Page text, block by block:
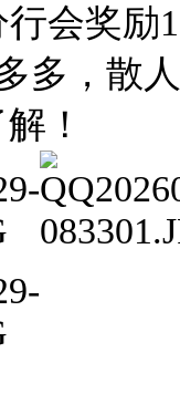
行会奖励
多，散
！